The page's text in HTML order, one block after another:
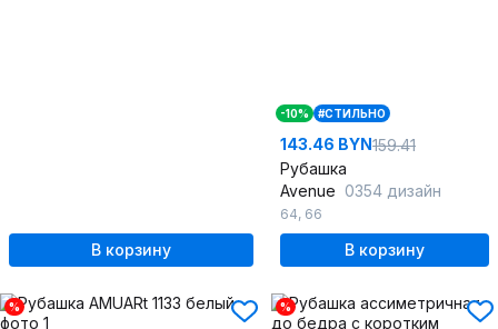
В корзину
-10% #СТИЛЬНО
143.46 BYN159.41
Рубашка
Avenue 0354 дизайн
64, 66
В корзину
% %